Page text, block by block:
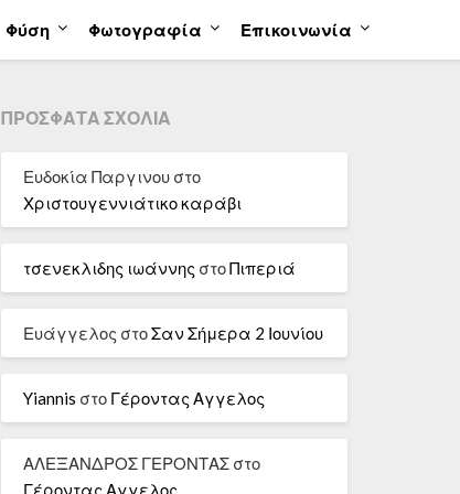
Φύση Φωτογραφία Επικοινωνία
ΠΡΌΣΦΑΤΑ ΣΧΌΛΙΑ
Ευδοκία Παργινουστο
Χριστουγεννιάτικο καράβι
τσενεκλιδης ιωάννης στοΠιπεριά
Ευάγγελος στοΣαν Σήμερα 2 Ιουνίου
Yiannis στο Γέροντας Αγγελος
ΑΛΕΞΑΝΔΡΟΣ ΓΕΡΟΝΤΑΣστο
Γέροντας Αγγελος